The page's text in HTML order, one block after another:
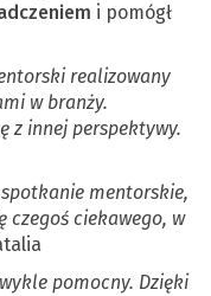
i pomógł
realizowany
w branży.
z innej perspektywy.
mentorskie,
czegoś ciekawego, w
pomocny. Dzięki